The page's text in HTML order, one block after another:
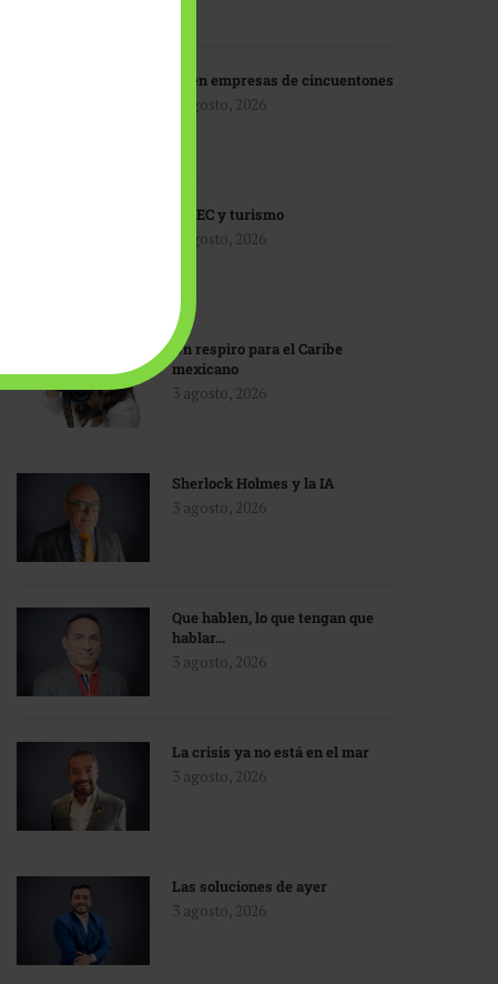
IA en empresas de cincuentones
3 agosto, 2026
TMEC y turismo
3 agosto, 2026
Un respiro para el Caribe
mexicano
3 agosto, 2026
Sherlock Holmes y la IA
3 agosto, 2026
Que hablen, lo que tengan que
hablar…
3 agosto, 2026
La crisis ya no está en el mar
3 agosto, 2026
Las soluciones de ayer
3 agosto, 2026